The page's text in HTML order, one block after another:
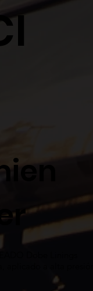
Dobe Linings
aplicado a alta